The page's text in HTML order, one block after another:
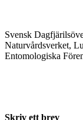
Svensk
Naturvårdsverket,
Entomologiska
Skriv ett brev